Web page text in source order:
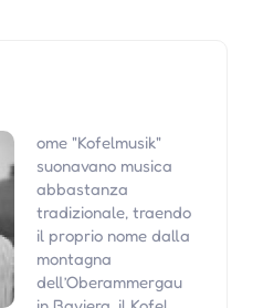
ome "Kofelmusik"
suonavano musica
abbastanza
tradizionale, traendo
il proprio nome dalla
montagna
dell’Oberammergau